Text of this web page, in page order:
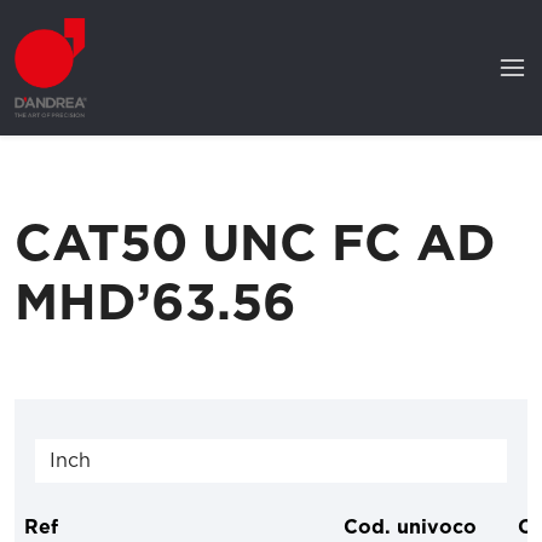
CAT50 UNC FC AD
MHD’63.56
Ref Cod. univoco